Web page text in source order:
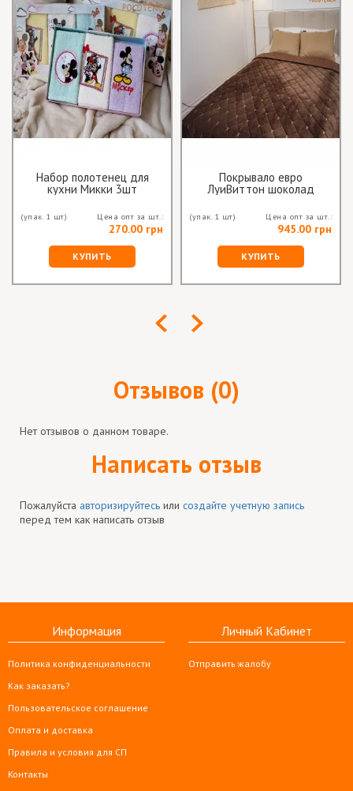
Набор полотенец для
кухни Микки 3шт
(упак. 1 шт) Цена опт за шт.:
270.00 грн
КУПИТЬ
Покрывало евро
ЛуиВиттон шоколад
(упак. 1 шт) Цена опт за шт.:
945.00 грн
КУПИТЬ
Отзывов (0)
Нет отзывов о данном товаре.
Написать отзыв
Пожалуйста авторизируйтесь или создайте учетную запись
перед тем как написать отзыв
Информация
Политика конфиденциальности
Как заказать?
Пользовательское соглашение
Оплата и доставка
Правила и условия для СП
Контакты
Личный Кабинет
Отправить жалобу